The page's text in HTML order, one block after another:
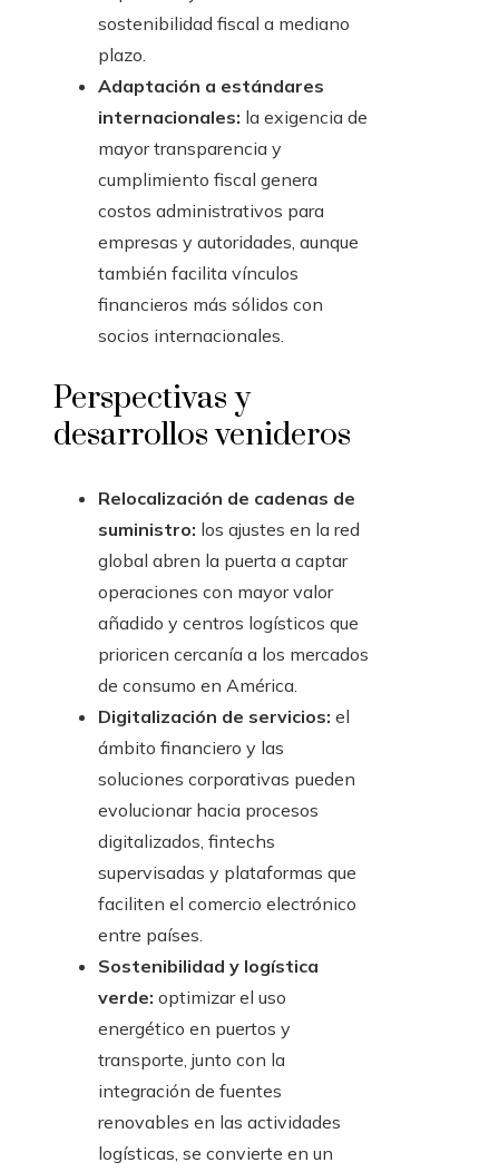
sostenibilidad fiscal a mediano
plazo.
Adaptación a estándares
internacionales: la exigencia de
mayor transparencia y
cumplimiento fiscal genera
costos administrativos para
empresas y autoridades, aunque
también facilita vínculos
financieros más sólidos con
socios internacionales.
Perspectivas y
desarrollos venideros
Relocalización de cadenas de
suministro: los ajustes en la red
global abren la puerta a captar
operaciones con mayor valor
añadido y centros logísticos que
prioricen cercanía a los mercados
de consumo en América.
Digitalización de servicios: el
ámbito financiero y las
soluciones corporativas pueden
evolucionar hacia procesos
digitalizados, fintechs
supervisadas y plataformas que
faciliten el comercio electrónico
entre países.
Sostenibilidad y logística
verde: optimizar el uso
energético en puertos y
transporte, junto con la
integración de fuentes
renovables en las actividades
logísticas, se convierte en un